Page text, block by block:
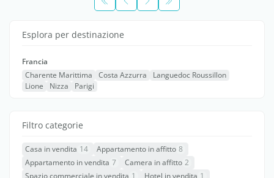
Esplora per destinazione
Francia
Charente Marittima
Costa Azzurra
Languedoc Roussillon
Lione
Nizza Parigi
Filtro categorie
Casa in vendita 14 Appartamento in affitto 8
Appartamento in vendita 7 Camera in affitto 2
Spazio commerciale in vendita 1 Hotel in vendita 1